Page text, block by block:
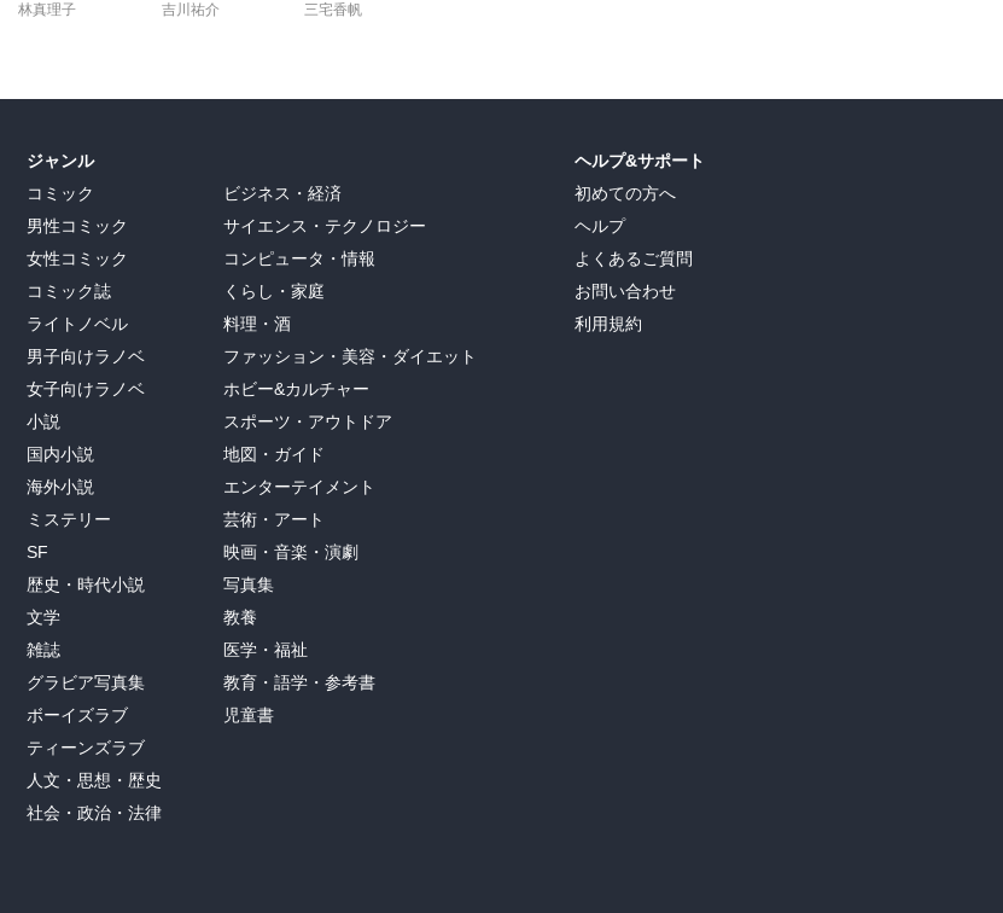
林真理子
吉川祐介
三宅香帆
ジャンル
コミック
男性コミック
女性コミック
コミック誌
ライトノベル
男子向けラノベ
女子向けラノベ
小説
国内小説
海外小説
ミステリー
SF
歴史・時代小説
文学
雑誌
グラビア写真集
ボーイズラブ
ティーンズラブ
人文・思想・歴史
社会・政治・法律
ビジネス・経済
サイエンス・テクノロジー
コンピュータ・情報
くらし・家庭
料理・酒
ファッション・美容・ダイエット
ホビー&カルチャー
スポーツ・アウトドア
地図・ガイド
エンターテイメント
芸術・アート
映画・音楽・演劇
写真集
教養
医学・福祉
教育・語学・参考書
児童書
ヘルプ&サポート
初めての方へ
ヘルプ
よくあるご質問
お問い合わせ
利用規約